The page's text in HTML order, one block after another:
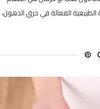
الفعالة في حرق الدهون،